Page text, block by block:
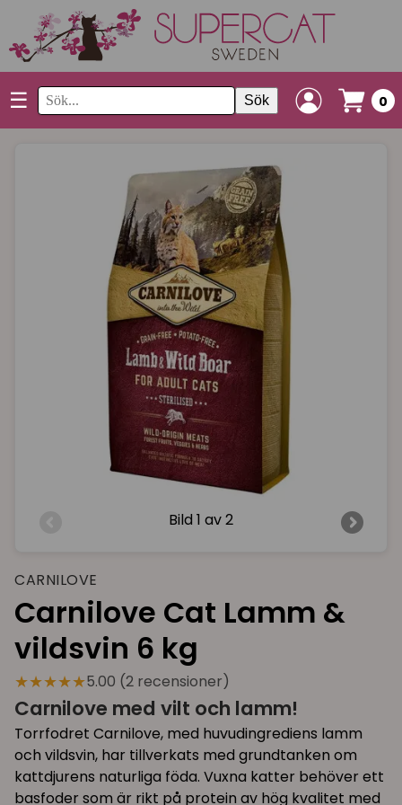
☰ Sök 0
Bild 1 av 2
CARNILOVE
Carnilove Cat Lamm &
vildsvin 6 kg
★★★★★5.00 (2 recensioner)
Carnilove med vilt och lamm!
Torrfodret Carnilove, med huvudingrediens lamm
och vildsvin, har tillverkats med grundtanken om
kattdjurens naturliga föda. Vuxna katter behöver ett
basfoder som är rikt på protein av hög kvalitet med